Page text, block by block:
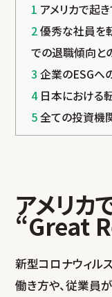
1 アメリカで起
2優秀な社員を
での退職傾向と
3 企業のESGへ
4日本における
5全ての投資機
アメリカ
“Great
新型コロナウィル
働き方や、従業員